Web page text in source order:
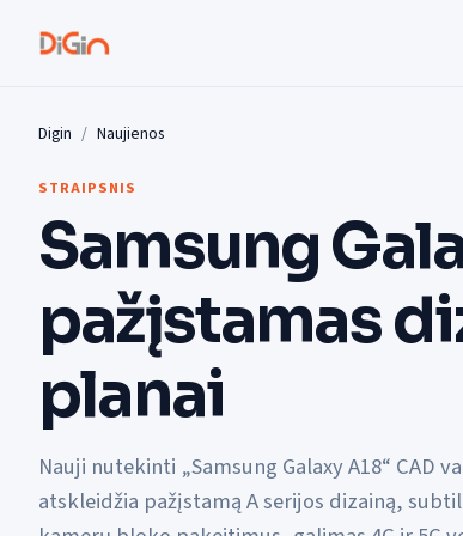
Digin Naujienos
STRAIPSNIS
Samsung
pažįstamas
planai
Nauji nutekinti „Samsung Galaxy A18“ CAD
atskleidžia pažįstamą A serijos dizainą,